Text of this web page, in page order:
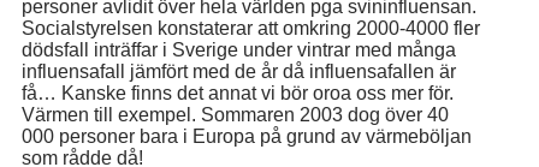
personer avlidit över hela världen pga svininfluensan.
Socialstyrelsen konstaterar att omkring 2000-4000 fler
dödsfall inträffar i Sverige under vintrar med många
influensafall jämfört med de år då influensafallen är
få… Kanske finns det annat vi bör oroa oss mer för.
Värmen till exempel. Sommaren 2003 dog över 40
000 personer bara i Europa på grund av värmeböljan
som rådde då!